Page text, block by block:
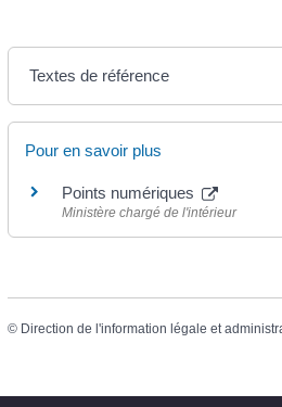
Textes de référence
Pour en savoir plus
Points numériques
Ministère chargé de l'intérieur
© Direction de l'information légale et